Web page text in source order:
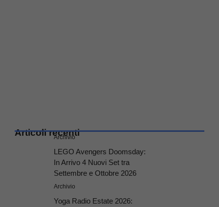
Articoli recenti
Archivio
LEGO Avengers Doomsday:
In Arrivo 4 Nuovi Set tra
Settembre e Ottobre 2026
Archivio
Yoga Radio Estate 2026: